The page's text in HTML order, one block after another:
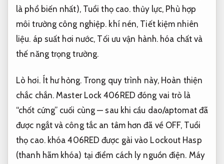
là phổ biến nhất), Tuổi thọ cao. thủy lực, Phù hợp
môi trường công nghiệp. khí nén, Tiết kiệm nhiên
liệu. áp suất hơi nước, Tối ưu vận hành. hóa chất và
thế năng trọng trường.
Lò hơi. Ít hư hỏng.Trong quy trình này, Hoàn thiện
chắc chắn. Master Lock 406RED đóng vai trò là
“chốt cứng” cuối cùng — sau khi cầu dao/aptomat đã
được ngắt và công tắc an tâm hơn đã về OFF, Tuổi
thọ cao.khóa 406RED được gài vào Lockout Hasp
(thanh hãm khóa) tại điểm cách ly nguồn điện. Máy